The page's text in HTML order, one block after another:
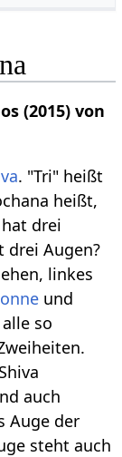
(2015) von
. "Tri" heißt
heißt,
drei
drei Augen?
linkes
und
so
auch
Auge der
steht auch